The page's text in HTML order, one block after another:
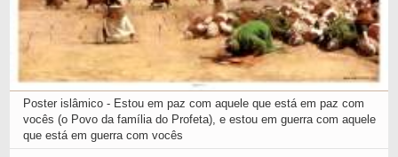
Poster islâmico - Estou em paz com aquele que está em paz com
vocês (o Povo da família do Profeta), e estou em guerra com aquele
que está em guerra com vocês